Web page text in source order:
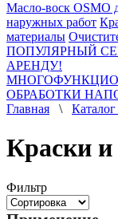
Масло-воск OSMO
наружных работ
материалы
ПОПУЛЯРНЫЙ
АРЕНДУ!
ОБРАБОТКИ
Главная \ Каталог
Краски
Фильтр